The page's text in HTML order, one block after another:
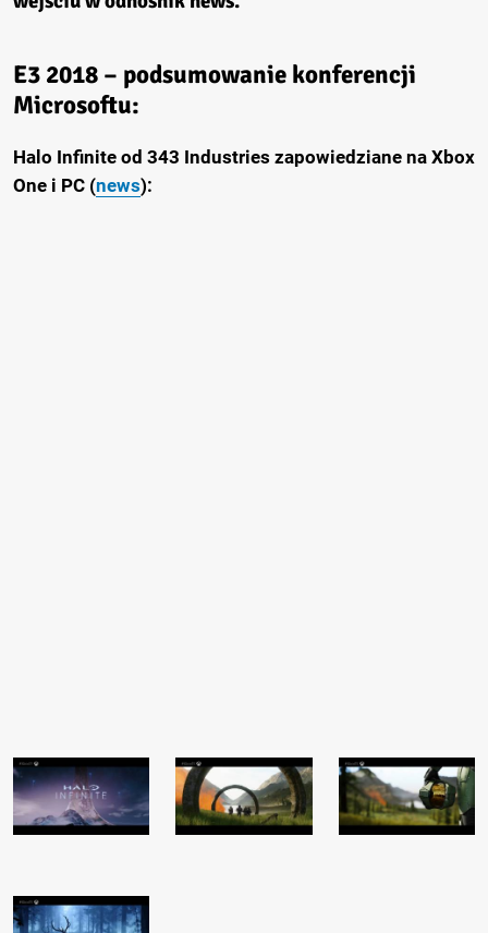
E3 2018 – podsumowanie konferencji
Microsoftu:
Halo Infinite od 343 Industries zapowiedziane na Xbox
One i PC (news):